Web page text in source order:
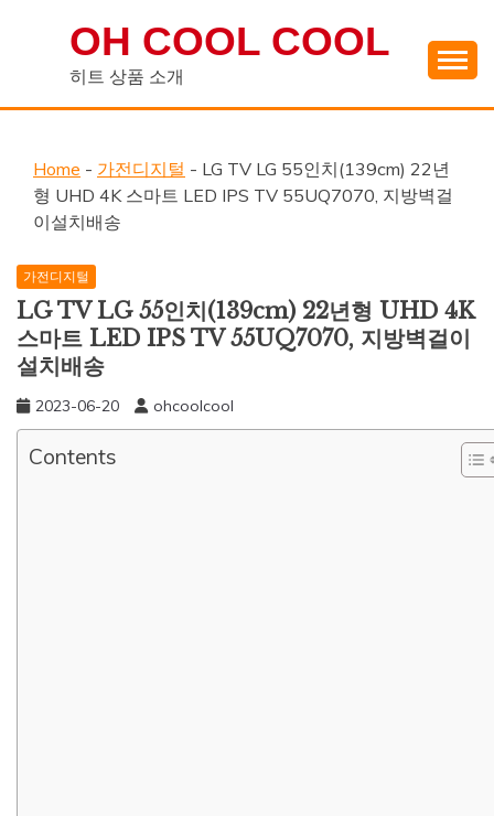
OH COOL COOL
히트 상품 소개
Home - 가전디지털 - LG TV LG 55인치(139cm) 22년
형 UHD 4K 스마트 LED IPS TV 55UQ7070, 지방벽걸
이설치배송
가전디지털
LG TV LG 55인치(139cm) 22년형 UHD 4K
스마트 LED IPS TV 55UQ7070, 지방벽걸이
설치배송
2023-06-20 ohcoolcool
Contents